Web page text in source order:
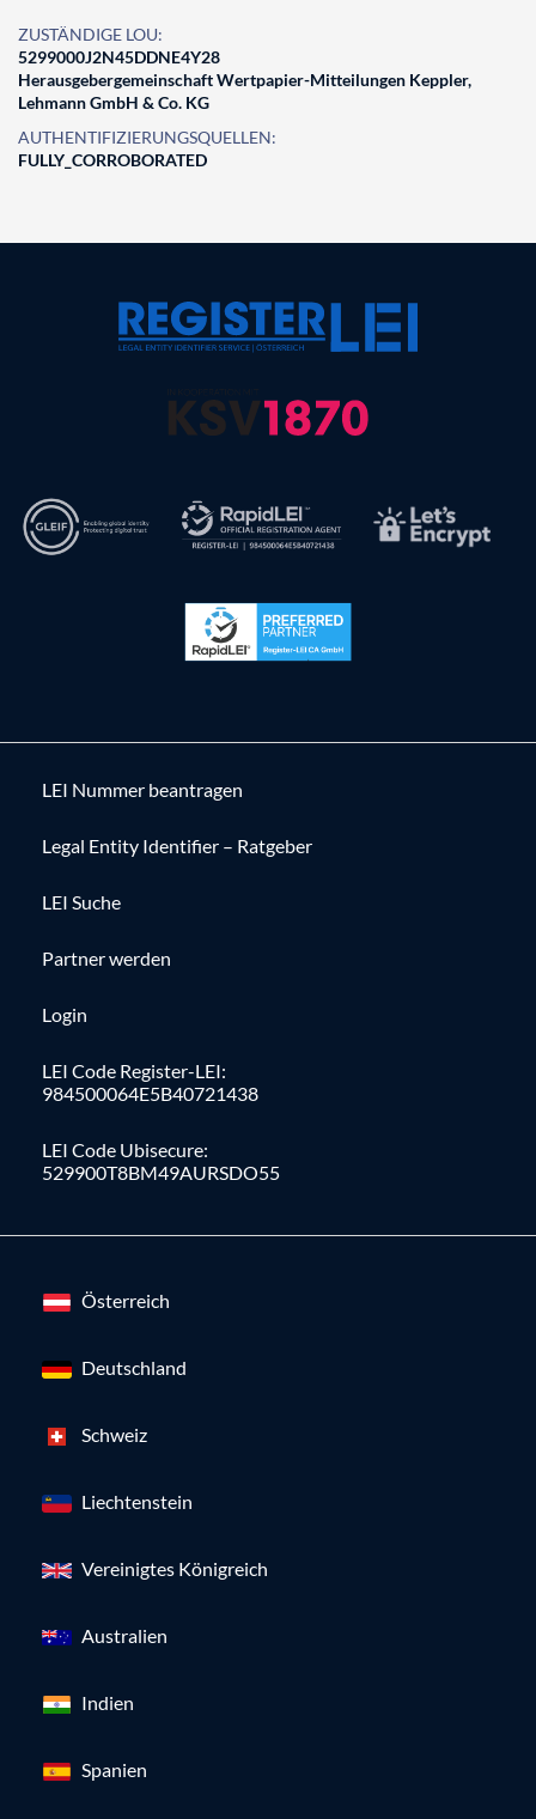
ZUSTÄNDIGE LOU:
5299000J2N45DDNE4Y28
Herausgebergemeinschaft Wertpapier-Mitteilungen Keppler,
Lehmann GmbH & Co. KG
AUTHENTIFIZIERUNGSQUELLEN:
FULLY_CORROBORATED
LEI Nummer beantragen
Legal Entity Identifier – Ratgeber
LEI Suche
Partner werden
Login
LEI Code Register-LEI:
984500064E5B40721438
LEI Code Ubisecure:
529900T8BM49AURSDO55
Österreich
Deutschland
Schweiz
Liechtenstein
Vereinigtes Königreich
Australien
Indien
Spanien